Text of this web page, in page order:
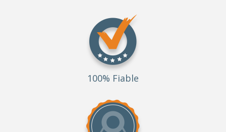
100% Fiable